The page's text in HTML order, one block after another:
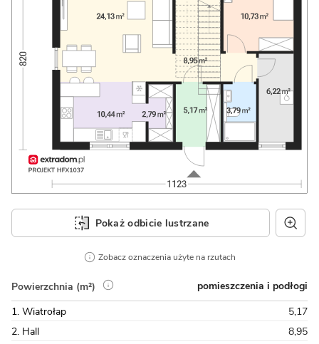
Pokaż odbicie lustrzane
Zobacz oznaczenia użyte na rzutach
Powierzchnia (m²)
pomieszczenia i podłogi
1. Wiatrołap
5,17
2. Hall
8,95